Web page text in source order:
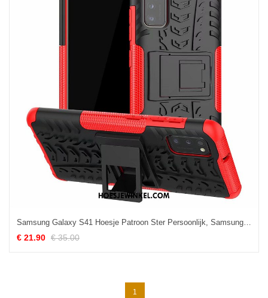
Samsung Galaxy S41 Hoesje Patroon Ster Persoonlijk, Samsung Galaxy S41 Hoesje Ondersteuning Rood
€ 21.90 € 35.00
1